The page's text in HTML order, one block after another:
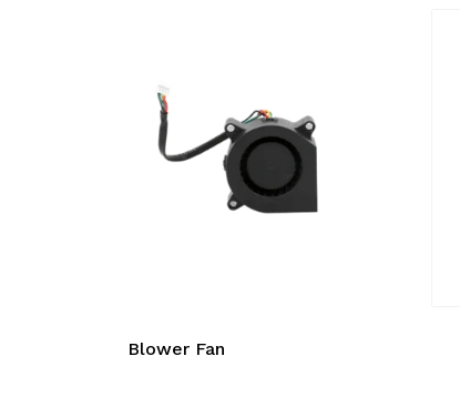
Blower Fan